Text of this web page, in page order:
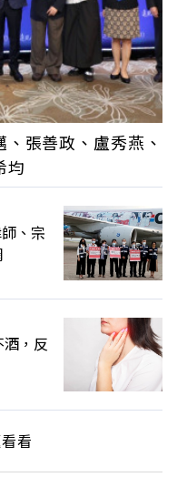
、張善政、盧秀燕、
均
、宗
，反
看